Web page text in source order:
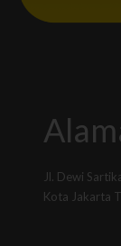
Jl. Dewi
Kota Jakarta